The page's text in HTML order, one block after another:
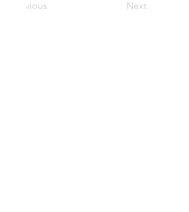
Previous Next